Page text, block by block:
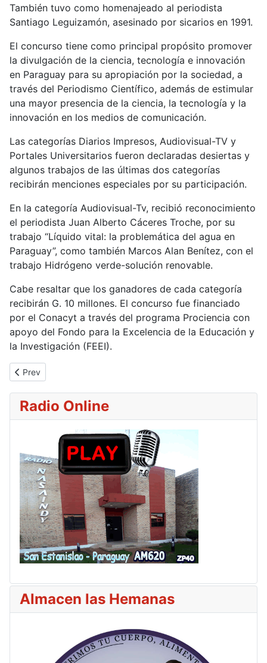
También tuvo como homenajeado al periodista
Santiago Leguizamón, asesinado por sicarios en 1991.
El concurso tiene como principal propósito promover
la divulgación de la ciencia, tecnología e innovación
en Paraguay para su apropiación por la sociedad, a
través del Periodismo Científico, además de estimular
una mayor presencia de la ciencia, la tecnología y la
innovación en los medios de comunicación.
Las categorías Diarios Impresos, Audiovisual-TV y
Portales Universitarios fueron declaradas desiertas y
algunos trabajos de las últimas dos categorías
recibirán menciones especiales por su participación.
En la categoría Audiovisual-Tv, recibió reconocimiento
el periodista Juan Alberto Cáceres Troche, por su
trabajo “Líquido vital: la problemática del agua en
Paraguay”, como también Marcos Alan Benítez, con el
trabajo Hidrógeno verde-solución renovable.
Cabe resaltar que los ganadores de cada categoría
recibirán G. 10 millones. El concurso fue financiado
por el Conacyt a través del programa Prociencia con
apoyo del Fondo para la Excelencia de la Educación y
la Investigación (FEEI).
Previous article: Científicos chinos desarrollan un robot
Prev
Radio Online
Almacen las Hemanas